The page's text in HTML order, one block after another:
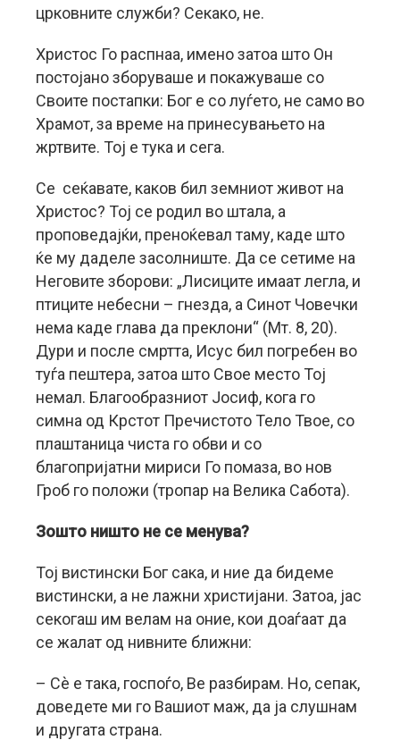
црковните служби? Секако, не.
Христос Го распнаа, имено затоа што Он
постојано зборуваше и покажуваше со
Своите постапки: Бог е со луѓето, не само во
Храмот, за време на принесувањето на
жртвите. Тој е тука и сега.
Се сеќавате, каков бил земниот живот на
Христос? Тој се родил во штала, а
проповедајќи, преноќевал таму, каде што
ќе му даделе засолниште. Да се сетиме на
Неговите зборови: „Лисиците имаат легла, и
птиците небесни – гнезда, а Синот Човечки
нема каде глава да преклони“ (Мт. 8, 20).
Дури и после смртта, Исус бил погребен во
туѓа пештера, затоа што Свое место Тој
немал. Благообразниот Јосиф, кога го
симна од Крстот Пречистото Тело Твое, со
плаштаница чиста го обви и со
благопријатни мириси Го помаза, во нов
Гроб го положи (тропар на Велика Сабота).
Зошто ништо не се менува?
Тој вистински Бог сака, и ние да бидеме
вистински, а не лажни христијани. Затоа, јас
секогаш им велам на оние, кои доаѓаат да
се жалат од нивните ближни:
– Сè е така, госпоѓо, Ве разбирам. Но, сепак,
доведете ми го Вашиот маж, да ја слушнам
и другата страна.